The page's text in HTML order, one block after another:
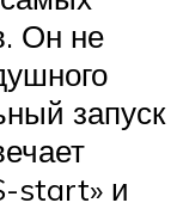
Он не
запуск
start» и